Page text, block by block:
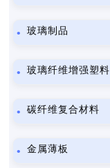
玻璃制品
玻璃纤维增强塑料
碳纤维复合材料
金属薄板